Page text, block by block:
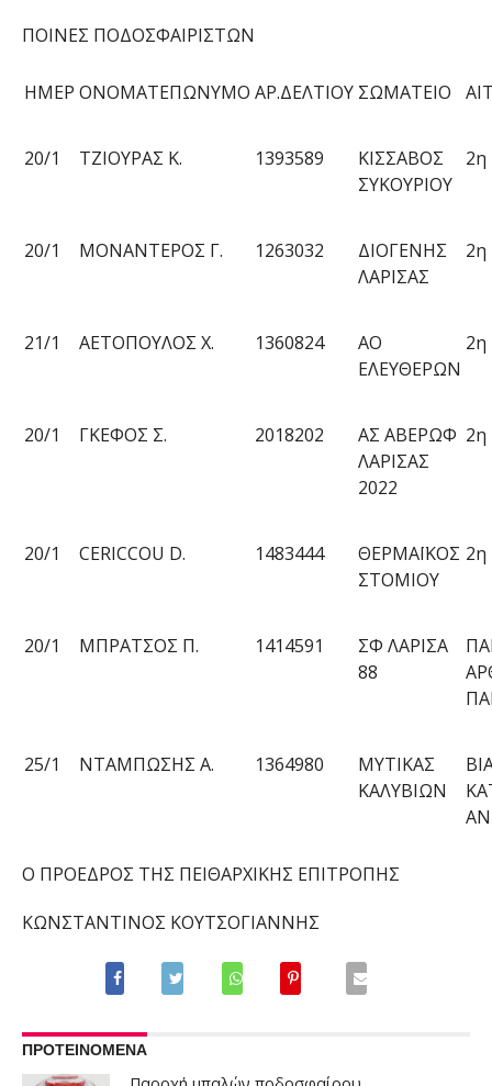
ΠΟΙΝΕΣ ΠΟΔΟΣΦΑΙΡΙΣΤΩΝ
ΗΜΕΡ ΟΝΟΜΑΤΕΠΩΝΥΜΟ ΑΡ.ΔΕΛΤΙΟΥ ΣΩΜΑΤΕΙΟ
20/1 ΤΖΙΟΥΡΑΣ Κ. 1393589
ΚΙΣΣΑΒΟΣ
ΣΥΚΟΥΡΙΟΥ
2η
20/1 ΜΟΝΑΝΤΕΡΟΣ Γ. 1263032
ΔΙΟΓΕΝΗΣ
ΛΑΡΙΣΑΣ
2η
21/1 ΑΕΤΟΠΟΥΛΟΣ Χ. 1360824
ΑΟ
ΕΛΕΥΘΕΡΩΝ
2η
20/1 ΓΚΕΦΟΣ Σ. 2018202
ΑΣ ΑΒΕΡΩΦ
ΛΑΡΙΣΑΣ
2022
2η
20/1 CERICCOU D. 1483444
ΘΕΡΜΑΪΚΟΣ
ΣΤΟΜΙΟΥ
2η
20/1 ΜΠΡΑΤΣΟΣ Π. 1414591
ΣΦ ΛΑΡΙΣΑ
88
25/1 ΝΤΑΜΠΩΣΗΣ Α. 1364980
ΜΥΤΙΚΑΣ
ΚΑΛΥΒΙΩΝ
Ο ΠΡΟΕΔΡΟΣ ΤΗΣ ΠΕΙΘΑΡΧΙΚΗΣ ΕΠΙΤΡΟΠΗΣ
ΚΩΝΣΤΑΝΤΙΝΟΣ ΚΟΥΤΣΟΓΙΑΝΝΗΣ
ΠΡΟΤΕΙΝΟΜΕΝΑ